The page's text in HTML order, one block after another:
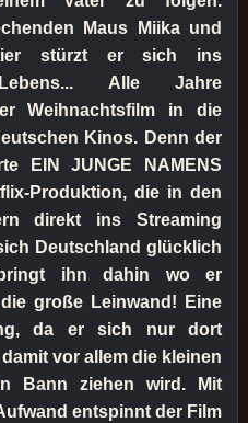
Maus Miika und
stürzt er sich ins
Alle Jahre
Weihnachtsfilm in die
Kinos. Denn der
EIN JUNGE NAMENS
Produktion, die in den
direkt ins Streaming
Deutschland glücklich
bringt ihn dahin wo er
große Leinwand! Eine
da er sich nur dort
vor allem die kleinen
Bann ziehen wird. Mit
entspinnt der Film